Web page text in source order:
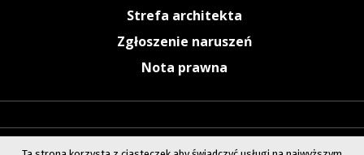
Strefa architekta
Zgłoszenie naruszeń
Nota prawna